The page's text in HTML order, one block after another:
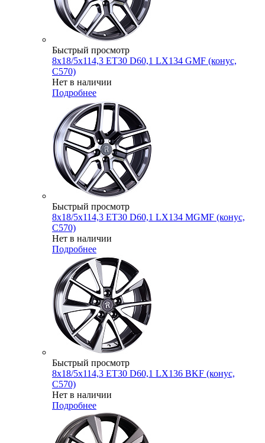
Быстрый просмотр
8x18/5x114,3 ET30 D60,1 LX134 GMF (конус,
C570)
Нет в наличии
Подробнее
Быстрый просмотр
8x18/5x114,3 ET30 D60,1 LX134 MGMF (конус,
C570)
Нет в наличии
Подробнее
Быстрый просмотр
8x18/5x114,3 ET30 D60,1 LX136 BKF (конус,
C570)
Нет в наличии
Подробнее